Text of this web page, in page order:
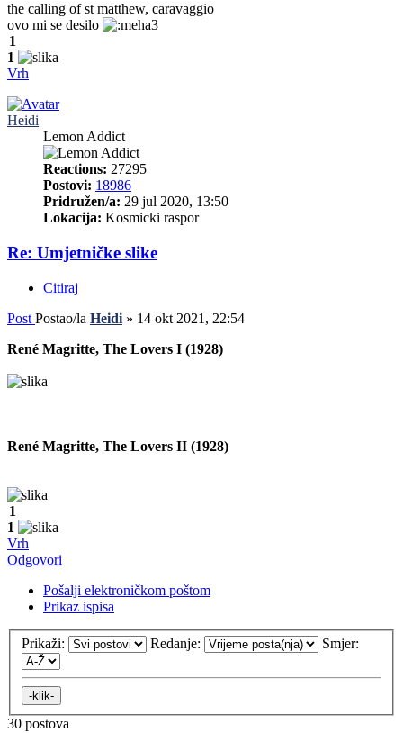
the calling of st matthew, caravaggio
ovo mi se desilo
1
1
Vrh
Heidi
Lemon Addict
Reactions: 27295
Postovi: 18986
Pridružen/a: 29 jul 2020, 13:50
Lokacija: Kosmicki raspor
Re: Umjetničke slike
Citiraj
Post Postao/la Heidi » 14 okt 2021, 22:54
René Magritte, The Lovers I (1928)
René Magritte, The Lovers II (1928)
1
1
Vrh
Odgovori
Pošalji elektroničkom poštom
Prikaz ispisa
Prikaži: Redanje: Smjer:
30 postova